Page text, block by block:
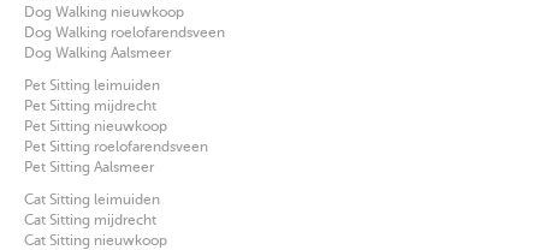
Dog Walking nieuwkoop
Dog Walking roelofarendsveen
Dog Walking Aalsmeer
Pet Sitting leimuiden
Pet Sitting mijdrecht
Pet Sitting nieuwkoop
Pet Sitting roelofarendsveen
Pet Sitting Aalsmeer
Cat Sitting leimuiden
Cat Sitting mijdrecht
Cat Sitting nieuwkoop